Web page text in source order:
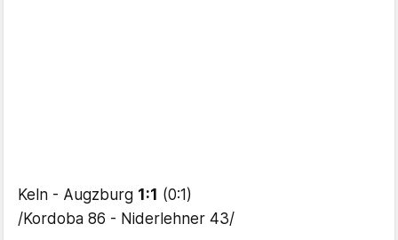
Keln - Augzburg 1:1 (0:1)
/Kordoba 86 - Niderlehner 43/